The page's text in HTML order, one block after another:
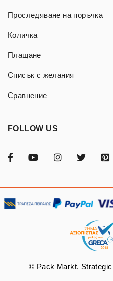
Проследяване на поръчка
Количка
Плащане
Списък с желания
Сравнение
FOLLOW US
© Pack Markt.